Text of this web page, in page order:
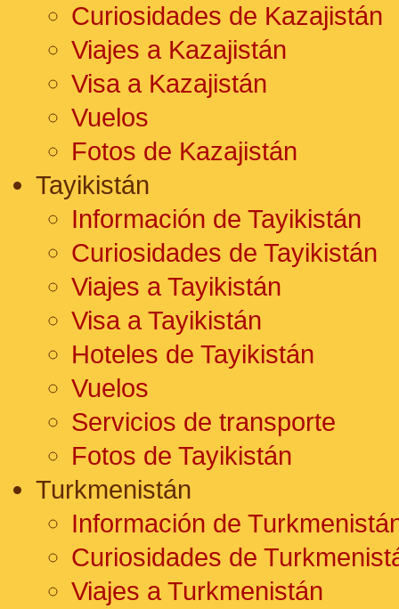
Curiosidades de Kazajistán
Viajes a Kazajistán
Visa a Kazajistán
Vuelos
Fotos de Kazajistán
Tayikistán
Información de Tayikistán
Curiosidades de Tayikistán
Viajes a Tayikistán
Visa a Tayikistán
Hoteles de Tayikistán
Vuelos
Servicios de transporte
Fotos de Tayikistán
Turkmenistán
Información de
Curiosidades de
Viajes a Turkmenistán